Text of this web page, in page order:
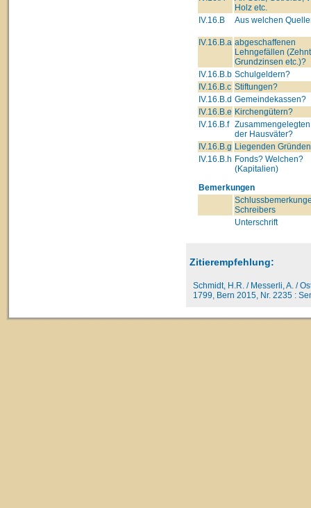
Holz etc.
IV.16.B
Aus welchen
IV.16.B.a abgeschaffenen
Lehngefällen
Grundzinsen etc.)?
IV.16.B.b Schulgeldern?
IV.16.B.c Stiftungen?
IV.16.B.d Gemeindekassen?
IV.16.B.e Kirchengütern?
IV.16.B.f
der Hausväter?
IV.16.B.g Liegenden
IV.16.B.h Fonds? Welchen?
(Kapitalien)
Bemerkungen
Schreibers
Unterschrift
Zitierempfehlung:
Schmidt, H.R. / Messerli, A. /
1799, Bern 2015, Nr. 2235 :